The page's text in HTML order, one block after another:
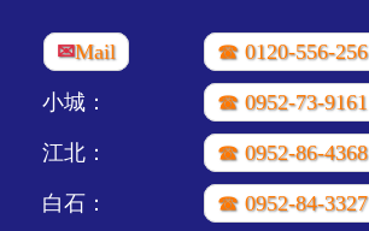
✉Mail ☎ 0120-556-256
小城： ☎ 0952-73-9161
江北： ☎ 0952-86-4368
白石： ☎ 0952-84-3327